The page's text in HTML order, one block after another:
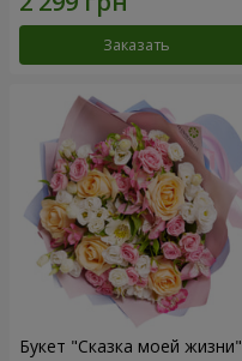
Заказать
Букет "Сказка моей жизни"